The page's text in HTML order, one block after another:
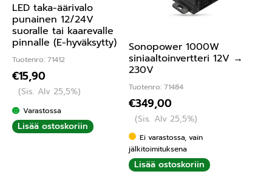
LED taka-äärivalo
punainen 12/24V
suoralle tai kaarevalle
pinnalle (E-hyväksytty)
Tuotenro: 71412
€15,90
(Sis. Alv 25,5%)
Varastossa
Lisää ostoskoriin
Sonopower 1000W
siniaaltoinvertteri 12V →
230V
Tuotenro: 71484
€349,00
(Sis. Alv 25,5%)
Ei varastossa, vain
jälkitoimituksena
Lisää ostoskoriin